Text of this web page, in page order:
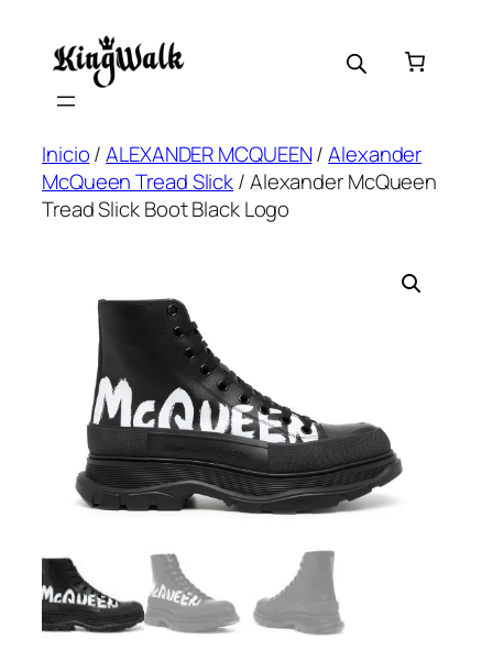
contenido
Inicio/ALEXANDER MCQUEEN/Alexander
McQueen Tread Slick/ Alexander McQueen
Tread Slick Boot Black Logo